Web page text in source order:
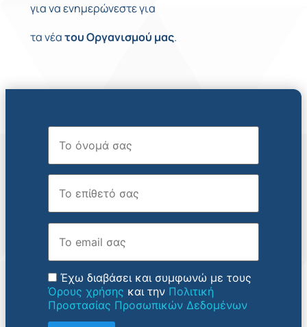
για να ενημερώνεστε για
τα νέατουΟργανισμού μας.
Όνομα
Επώνυμο
Email
Έχω διαβάσει και συμφωνώ με τους
Όρους χρήσης και την Πολιτική
Προστασίας Προσωπικών Δεδομένων